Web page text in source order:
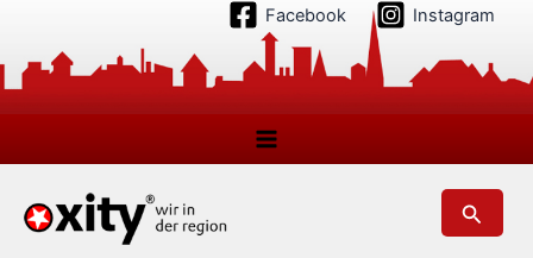
springen
Facebook Instagram
Suchen